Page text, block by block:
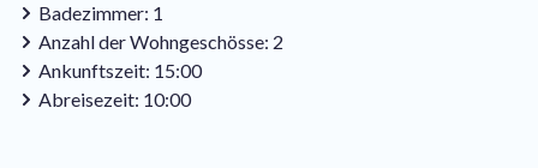
Im ersten Stock befinden sich die beiden anderen
Schlafzimmer, hier finden Sie auch den Stauraum für Ihr Hab
und Gut.
Badezimmer: 1
Anzahl der Wohngeschösse: 2
Ankunftszeit: 15:00
Abreisezeit: 10:00